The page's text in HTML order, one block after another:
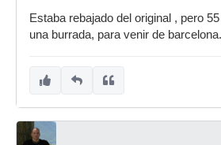
Estaba rebajado del original , pero
una burrada, para venir de